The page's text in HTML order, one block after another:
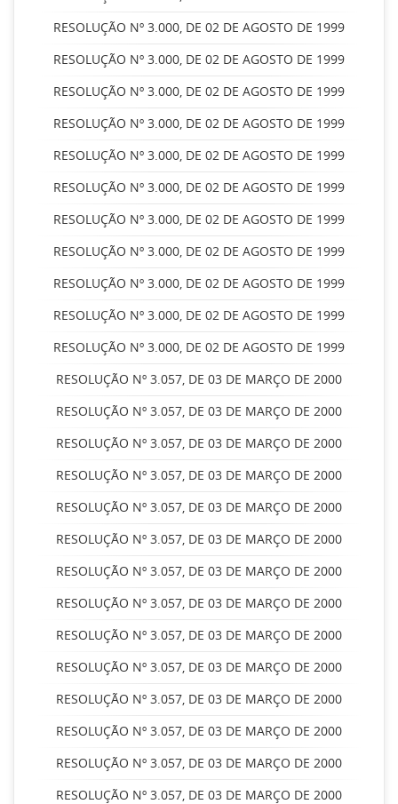
RESOLUÇÃO Nº 3.000, DE 02 DE AGOSTO DE 1999
RESOLUÇÃO Nº 3.000, DE 02 DE AGOSTO DE 1999
RESOLUÇÃO Nº 3.000, DE 02 DE AGOSTO DE 1999
RESOLUÇÃO Nº 3.000, DE 02 DE AGOSTO DE 1999
RESOLUÇÃO Nº 3.000, DE 02 DE AGOSTO DE 1999
RESOLUÇÃO Nº 3.000, DE 02 DE AGOSTO DE 1999
RESOLUÇÃO Nº 3.000, DE 02 DE AGOSTO DE 1999
RESOLUÇÃO Nº 3.000, DE 02 DE AGOSTO DE 1999
RESOLUÇÃO Nº 3.000, DE 02 DE AGOSTO DE 1999
RESOLUÇÃO Nº 3.000, DE 02 DE AGOSTO DE 1999
RESOLUÇÃO Nº 3.000, DE 02 DE AGOSTO DE 1999
RESOLUÇÃO Nº 3.057, DE 03 DE MARÇO DE 2000
RESOLUÇÃO Nº 3.057, DE 03 DE MARÇO DE 2000
RESOLUÇÃO Nº 3.057, DE 03 DE MARÇO DE 2000
RESOLUÇÃO Nº 3.057, DE 03 DE MARÇO DE 2000
RESOLUÇÃO Nº 3.057, DE 03 DE MARÇO DE 2000
RESOLUÇÃO Nº 3.057, DE 03 DE MARÇO DE 2000
RESOLUÇÃO Nº 3.057, DE 03 DE MARÇO DE 2000
RESOLUÇÃO Nº 3.057, DE 03 DE MARÇO DE 2000
RESOLUÇÃO Nº 3.057, DE 03 DE MARÇO DE 2000
RESOLUÇÃO Nº 3.057, DE 03 DE MARÇO DE 2000
RESOLUÇÃO Nº 3.057, DE 03 DE MARÇO DE 2000
RESOLUÇÃO Nº 3.057, DE 03 DE MARÇO DE 2000
RESOLUÇÃO Nº 3.057, DE 03 DE MARÇO DE 2000
RESOLUÇÃO Nº 3.057, DE 03 DE MARÇO DE 2000